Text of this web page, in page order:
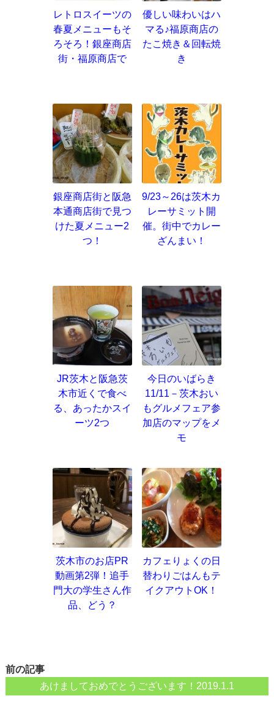
レトロスイーツの
春夏メニューもそ
ろそろ！銀座商店
街・福原商店で
優しい味わいはハ
マる♪福原商店の
たこ焼き＆回転焼
き
銀座商店街と阪急
本通商店街で見つ
けた夏メニュー2
つ！
9/23～26は茨木カ
レーサミット開
催。街中でカレー
ざんまい！
JR茨木と阪急茨
木市近くで食べ
る、あったかスイ
ーツ2つ
今日のいばらき
11/11－茨木おい
もグルメフェア参
加店のマップをメ
モ
茨木市のお店PR
動画第2弾！追手
門大の学生さん作
品、どう？
カフェりょくの日
替わりごはんもテ
イクアウトOK！
前の記事
あけましておめでとうございます！2019.1.1